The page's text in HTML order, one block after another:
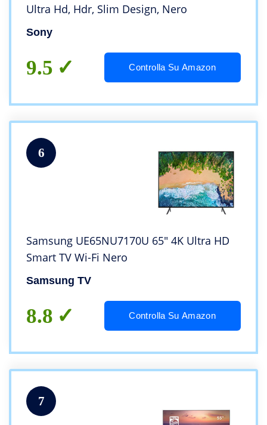
Ultra Hd, Hdr, Slim Design, Nero
Sony
9.5 Controlla Su Amazon
6
Samsung UE65NU7170U 65″ 4K Ultra HD
Smart TV Wi-Fi Nero
Samsung TV
8.8 Controlla Su Amazon
7